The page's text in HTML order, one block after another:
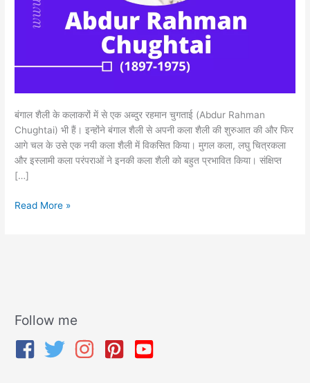
बंगाल शैली के कलाकरों में से एक अब्दुर रहमान चुगताई (Abdur Rahman
Chughtai) भी हैं। इन्होंने बंगाल शैली से अपनी कला शैली की शुरुआत की और फिर
आगे चल के उसे एक नयी कला शैली में विकसित किया। मुगल कला, लघु चित्रकला
और इस्लामी कला परंपराओं ने इनकी कला शैली को बहुत प्रभावित किया। संक्षिप्त
[…]
Read More »
Follow me
A
c